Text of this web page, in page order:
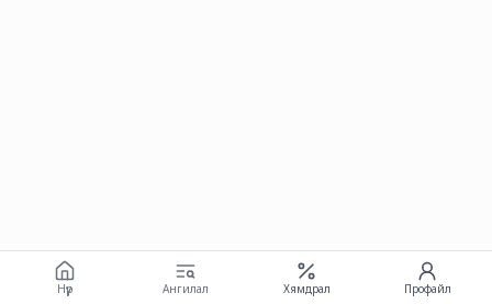
Нүүр Ангилал Хямдрал Профайл